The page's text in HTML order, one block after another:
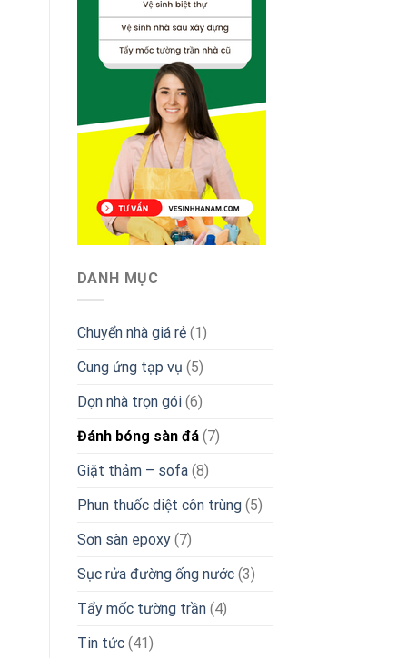
DANH MỤC
Chuyển nhà giá rẻ(1)
Cung ứng tạp vụ (5)
Dọn nhà trọn gói(6)
Đánh bóng sàn đá(7)
Giặt thảm – sofa(8)
Phun thuốc diệt côn trùng(5)
Sơn sàn epoxy(7)
Sục rửa đường ống nước(3)
Tẩy mốc tường trần(4)
Tin tức(41)